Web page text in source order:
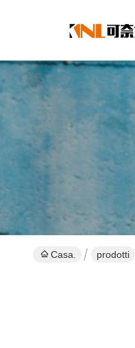
Casa. prodotti